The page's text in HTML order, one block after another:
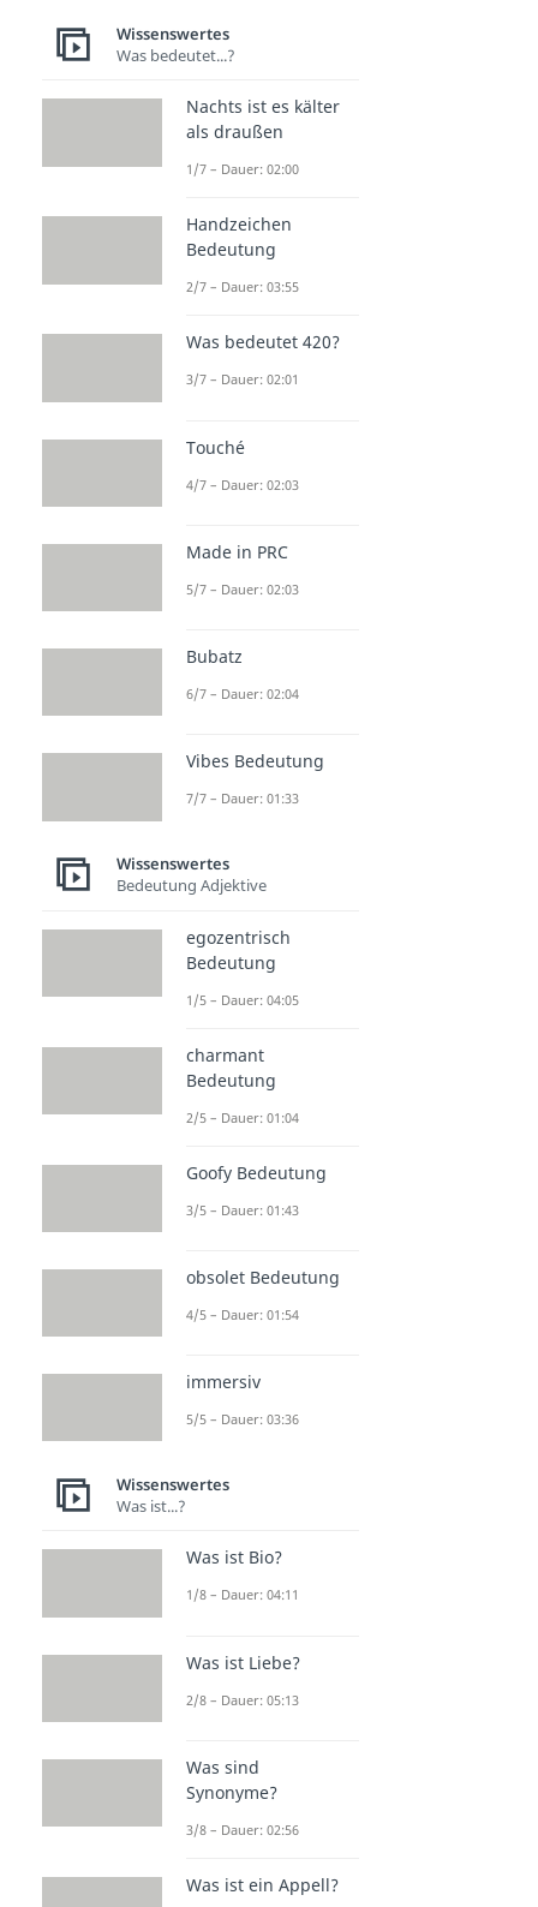
Wissenswertes
Was bedeutet...?
Nachts ist es kälter
als draußen
1/7 – Dauer: 02:00
Handzeichen
Bedeutung
2/7 – Dauer: 03:55
Was bedeutet 420?
3/7 – Dauer: 02:01
Touché
4/7 – Dauer: 02:03
Made in PRC
5/7 – Dauer: 02:03
Bubatz
6/7 – Dauer: 02:04
Vibes Bedeutung
7/7 – Dauer: 01:33
Wissenswertes
Bedeutung Adjektive
egozentrisch
Bedeutung
1/5 – Dauer: 04:05
charmant
Bedeutung
2/5 – Dauer: 01:04
Goofy Bedeutung
3/5 – Dauer: 01:43
obsolet Bedeutung
4/5 – Dauer: 01:54
immersiv
5/5 – Dauer: 03:36
Wissenswertes
Was ist...?
Was ist Bio?
1/8 – Dauer: 04:11
Was ist Liebe?
2/8 – Dauer: 05:13
Was sind
Synonyme?
3/8 – Dauer: 02:56
Was ist ein Appell?